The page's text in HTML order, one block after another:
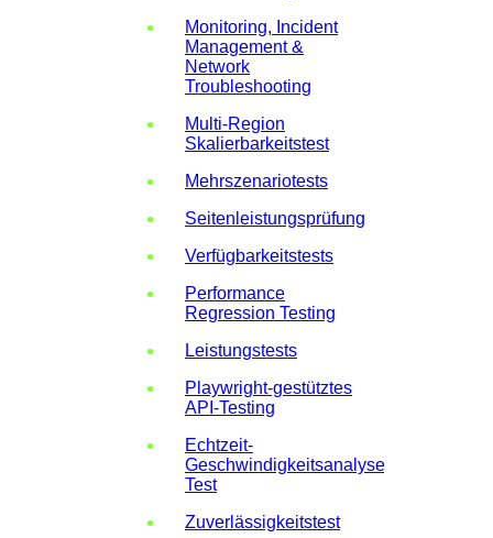
Monitoring, Incident
Management &
Network
Troubleshooting
Multi-Region
Skalierbarkeitstest
Mehrszenariotests
Seitenleistungsprüfung
Verfügbarkeitstests
Performance
Regression Testing
Leistungstests
Playwright-gestütztes
API-Testing
Echtzeit-
Geschwindigkeitsanalysen-
Test
Zuverlässigkeitstest